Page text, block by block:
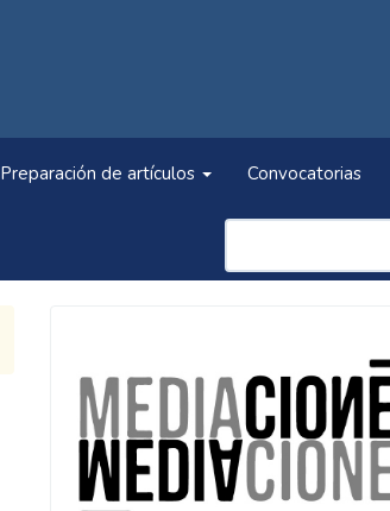
Preparación de artículos Convocatorias